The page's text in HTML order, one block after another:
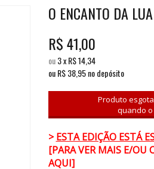
O ENCANTO DA
R$41,00
ou3x R$14,34
ou R$38,95 no depósito
Produto
quando
>ESTA EDIÇÃO ESTÁ
[PARA VER MAIS E/OU
AQUI]